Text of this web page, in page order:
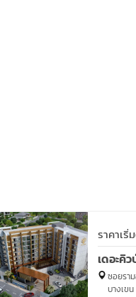
ราคาเริ่
ซอยรา
บางเข